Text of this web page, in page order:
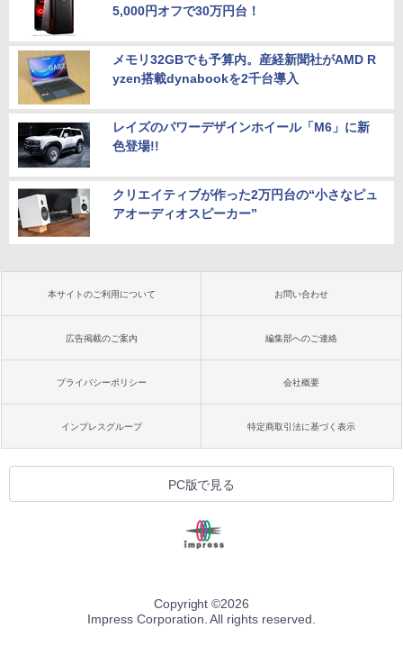
5,000円オフで30万円台！
メモリ32GBでも予算内。産経新聞社がAMD R
yzen搭載dynabookを2千台導入
レイズのパワーデザインホイール「M6」に新
色登場!!
クリエイティブが作った2万円台の“小さなピュ
アオーディオスピーカー”
本サイトのご利用について お問い合わせ
広告掲載のご案内 編集部へのご連絡
プライバシーポリシー 会社概要
インプレスグループ 特定商取引法に基づく表示
PC版で見る
Copyright ©2026
Impress Corporation. All rights reserved.